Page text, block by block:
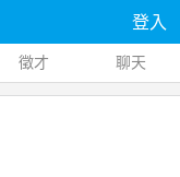
登入
徵才 聊天